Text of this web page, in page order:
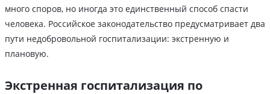
много споров, но иногда это единственный способ спасти
человека. Российское законодательство предусматривает два
пути недобровольной госпитализации: экстренную и
плановую.
Экстренная госпитализация по